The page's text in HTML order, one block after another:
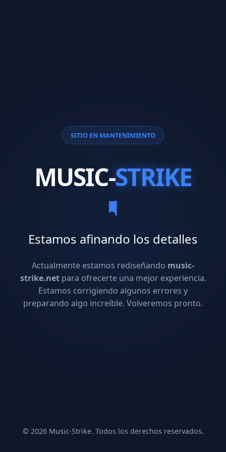
SITIO EN MANTENIMIENTO
MUSIC-STRIKE
Estamos afinando los detalles
Actualmente estamos rediseñando music-
strike.netpara ofrecerte una mejor experiencia.
Estamos corrigiendo algunos errores y
preparando algo increíble. Volveremos pronto.
© 2026 Music-Strike. Todos los derechos reservados.